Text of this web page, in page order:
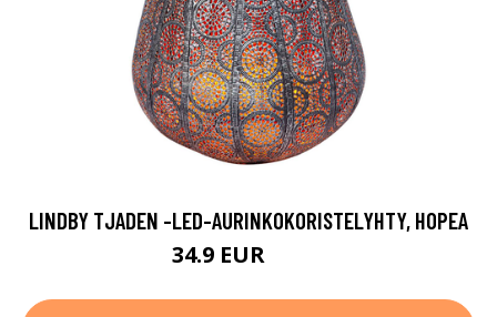
LINDBY TJADEN -LED-AURINKOKORISTELYHTY, HOPEA
34.9 EUR